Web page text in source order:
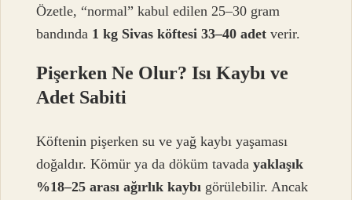
Özetle, “normal” kabul edilen 25–30 gram
bandında 1 kg Sivas köftesi 33–40 adet verir.
Pişerken Ne Olur? Isı Kaybı ve
Adet Sabiti
Köftenin pişerken su ve yağ kaybı yaşaması
doğaldır. Kömür ya da döküm tavadayaklaşık
%18–25 arası ağırlık kaybı görülebilir. Ancak